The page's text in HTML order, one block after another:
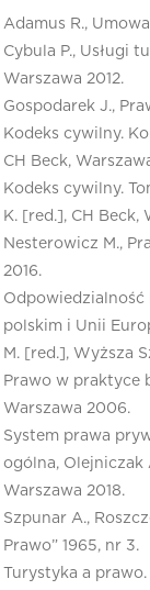
Adamus R.,
Cybula P., Usługi
Warszawa 2012.
Gospodarek J.,
Kodeks cywilny.
CH Beck,
Kodeks cywilny.
K. [red.], CH Beck,
Nesterowicz M.,
2016.
polskim i Unii
M. [red.], Wyższa
Prawo w praktyce
Warszawa 2006.
System prawa
ogólna, Olejniczak
Warszawa 2018.
Szpunar A.,
Prawo” 1965, nr 3.
Turystyka a